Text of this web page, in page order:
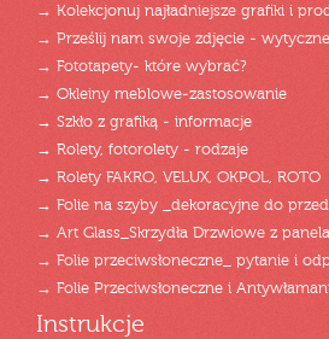
→ Kolekcjonuj najładniejsze grafiki i
→ Prześlij nam swoje zdjęcie - wytyczne
→ Fototapety- które wybrać?
→ Okleiny meblowe-zastosowanie
→ Szkło z grafiką - informacje
→ Rolety, fotorolety - rodzaje
→ Rolety FAKRO, VELUX, OKPOL, ROTO
→ Folie na szyby _dekoracyjne do
→ Art Glass_Skrzydła Drzwiowe z
→ Folie przeciwsłoneczne_ pytanie i
→ Folie Przeciwsłoneczne i
Instrukcje